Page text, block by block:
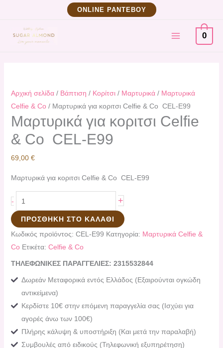
περιεχόμενο
ΟNLINE ΡΑΝΤΕΒΟΥ
MAIN
MENU
0
Αρχική σελίδα/ Βάπτιση / Κορίτσι/ Μαρτυρικά/ Μαρτυρικά
Celfie & Co/ Μαρτυρικά για κοριτσι Celfie & Co CEL-E99
Μαρτυρικά για κοριτσι Celfie
& Co CEL-E99
69,00 €
Μαρτυρικά για κοριτσι Celfie & Co CEL-E99
-
κοριτσι
Celfie
E99
ποσότητα
+
ΠΡΟΣΘΉΚΗ ΣΤΟ ΚΑΛΆΘΙ
Κωδικός προϊόντος: CEL-E99 Κατηγορία: Μαρτυρικά Celfie &
Co Ετικέτα: Celfie & Co
ΤΗΛΕΦΩΝΙΚΕΣ ΠΑΡΑΓΓΕΛΙΕΣ: 2315532844
Δωρεάν Μεταφορικά εντός Ελλάδος (Εξαιρούνται ογκώδη
αντικείμενα)
Κερδίστε 10€ στην επόμενη παραγγελία σας (Ισχύει για
αγορές άνω των 100€)
Πλήρης κάλυψη & υποστήριξη (Και μετά την παραλαβή)
Συμβουλές από ειδικούς (Τηλεφωνική εξυπηρέτηση)